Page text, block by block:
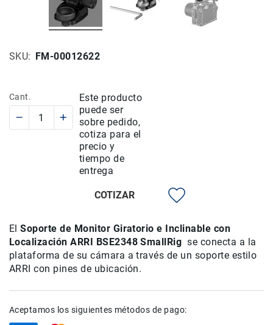
Rieles
ó
Monitores
y
Viewfinders
Otros
Accesorios
Cuidados
y
Mantenimiento
Follow
Accesorios
de
acción
Sistemas
intercomunicación
Kits
SKU FM-00012622
Cant.
Este producto
puede ser
sobre pedido,
cotiza para el
precio y
tiempo de
entrega
COTIZAR
ElSoporte de Monitor Giratorio e Inclinable con
Localización ARRI BSE2348 SmallRig se conecta a la
plataforma de su cámara a través de un soporte estilo
ARRI con pines de ubicación.
Aceptamos los siguientes métodos de pago: